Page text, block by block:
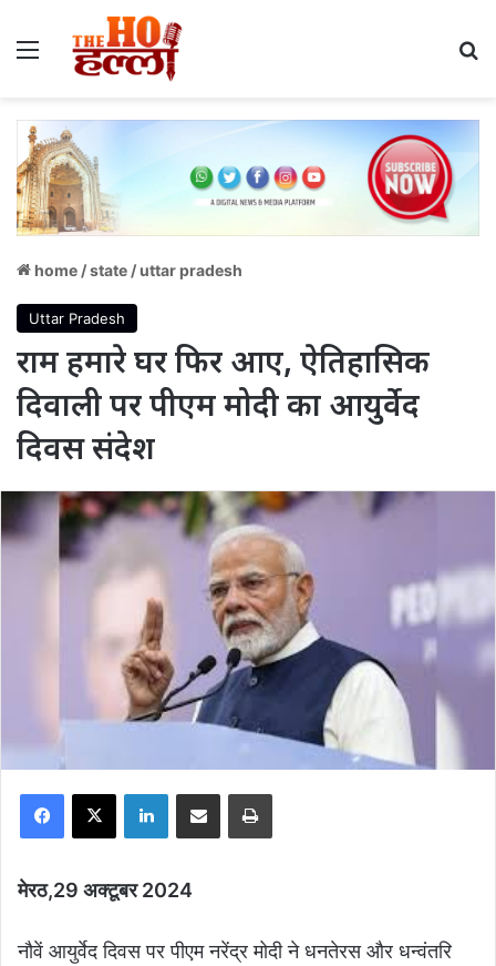
Menu
home /state /uttar pradesh
Uttar Pradesh
राम हमारे घर फिर आए, ऐतिहासिक
दिवाली पर पीएम मोदी का आयुर्वेद
दिवस संदेश
Facebook
X LinkedInShare via Email Print
मेरठ,29 अक्टूबर 2024
नौवें आयुर्वेद दिवस पर पीएम नरेंद्र मोदी ने धनतेरस और धन्वंतरि